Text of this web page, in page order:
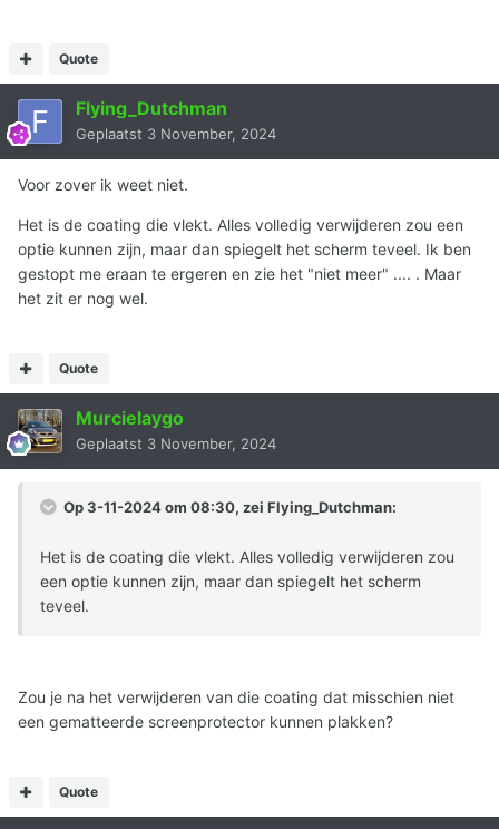
Quote
Flying_Dutchman
Geplaatst 3 November, 2024
Voor zover ik weet niet.
Het is de coating die vlekt. Alles volledig verwijderen zou een
optie kunnen zijn, maar dan spiegelt het scherm teveel. Ik ben
gestopt me eraan te ergeren en zie het "niet meer" .... . Maar
het zit er nog wel.
Quote
Murcielaygo
Geplaatst 3 November, 2024
Op 3-11-2024 om 08:30, zei Flying_Dutchman:
Het is de coating die vlekt. Alles volledig verwijderen zou
een optie kunnen zijn, maar dan spiegelt het scherm
teveel.
Zou je na het verwijderen van die coating dat misschien niet
een gematteerde screenprotector kunnen plakken?
Quote